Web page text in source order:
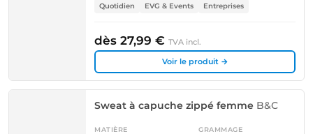
Quotidien EVG & Events Entreprises
dès 27,99 € TVA incl.
Voir le produit →
Sweat à capuche zippé femme B&C
MATIÈRE GRAMMAGE